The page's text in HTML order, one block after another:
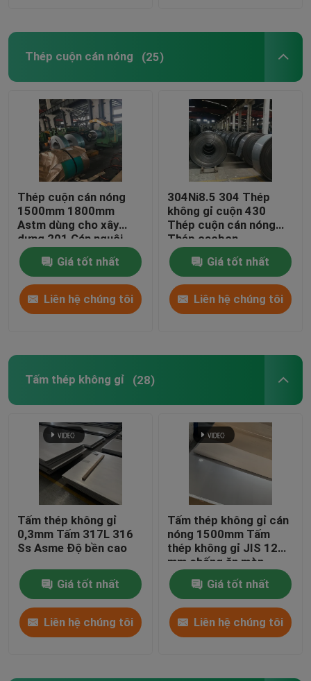
Thép cuộn cán nóng (25)
Thép cuộn cán nóng
1500mm 1800mm
Astm dùng cho xây
dựng 201 Cán nguội
Giá tốt nhất
Liên hệ chúng tôi
304Ni8.5 304 Thép
không gỉ cuộn 430
Thép cuộn cán nóng
Thép cacbon
Giá tốt nhất
Liên hệ chúng tôi
Tấm thép không gỉ (28)
Tấm thép không gỉ
0,3mm Tấm 317L 316
Ss Asme Độ bền cao
Giá tốt nhất
Liên hệ chúng tôi
Tấm thép không gỉ cán
nóng 1500mm Tấm
thép không gỉ JIS 12
mm chống ăn mòn
Giá tốt nhất
Liên hệ chúng tôi